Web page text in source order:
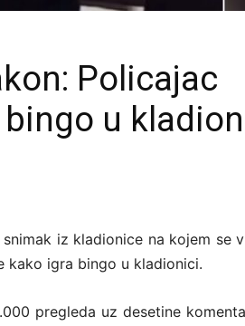
Policajac
u
iz kladionice na kojem se
kako igra bingo u kladionici.
pregleda uz desetine